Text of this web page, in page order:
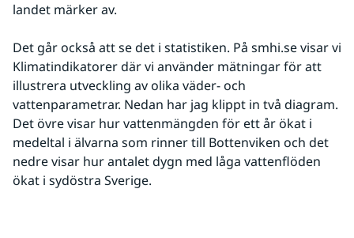
landet märker av.
Det går också att se det i statistiken. På smhi.se visar vi
Klimatindikatorer där vi använder mätningar för att
illustrera utveckling av olika väder- och
vattenparametrar. Nedan har jag klippt in två diagram.
Det övre visar hur vattenmängden för ett år ökat i
medeltal i älvarna som rinner till Bottenviken och det
nedre visar hur antalet dygn med låga vattenflöden
ökat i sydöstra Sverige.